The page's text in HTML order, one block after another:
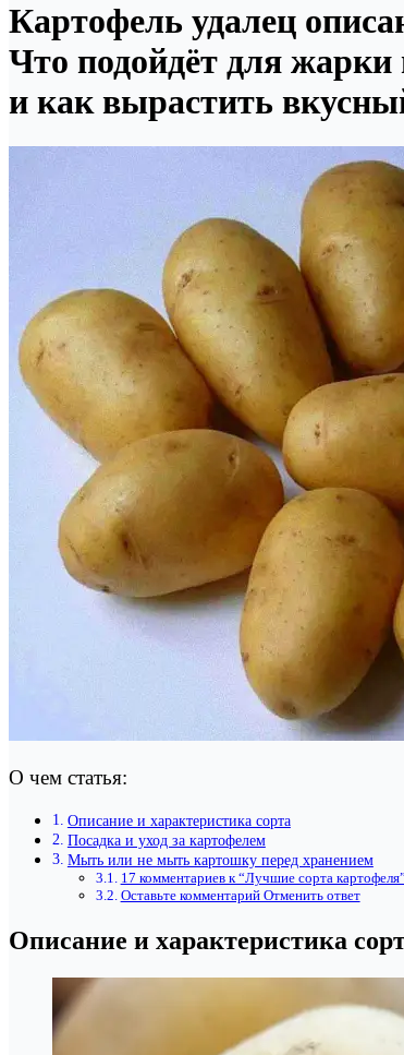
Картофель удалец
Что подойдёт для
и как вырастить
О чем статья:
Описание и характеристика сорта
Посадка и уход за картофелем
Мыть или не мыть картошку перед хранением
17 комментариев к “Лучшие сорта картофеля”
Оставьте комментарий Отменить ответ
Описание и характеристика